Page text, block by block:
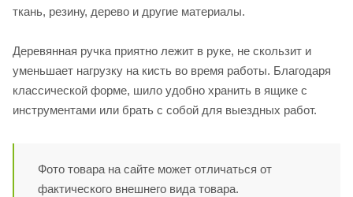
ткань, резину, дерево и другие материалы.
Деревянная ручка приятно лежит в руке, не скользит и
уменьшает нагрузку на кисть во время работы. Благодаря
классической форме, шило удобно хранить в ящике с
инструментами или брать с собой для выездных работ.
Фото товара на сайте может отличаться от
фактического внешнего вида товара.